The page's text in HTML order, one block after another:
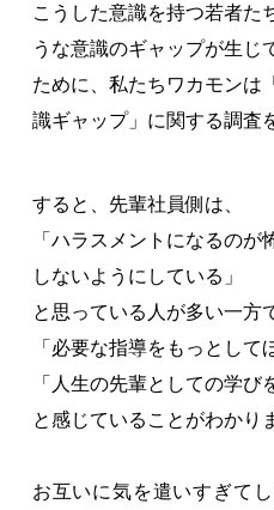
こうした意識を持つ若者た
うな意識のギャップが生じ
ために、私たちワカモンは
識ギャップ」に関する調査
すると、先輩社員側は、
「ハラスメントになるの
しないようにしている」
と思っている人が多い一方
「必要な指導をもっとして
「人生の先輩としての学び
と感じていることがわかり
お互いに気を遣いすぎて